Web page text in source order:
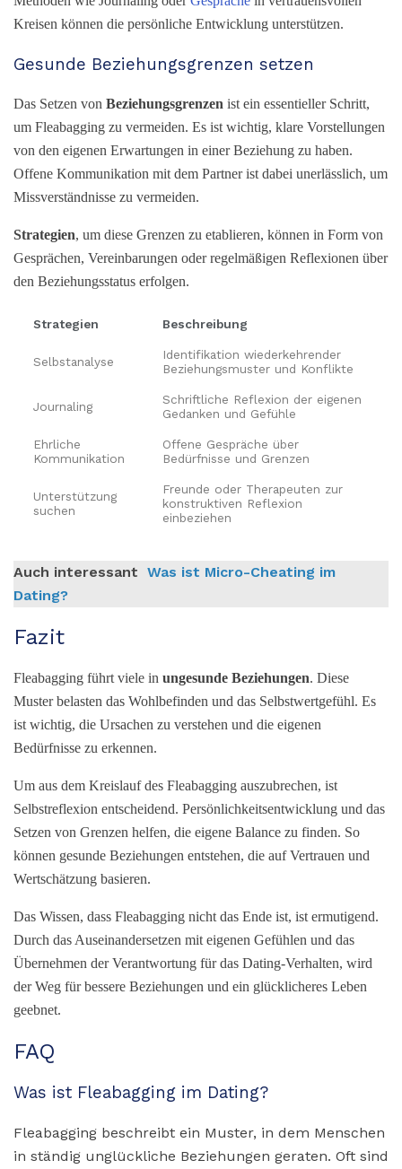
Kreisen können die persönliche Entwicklung unterstützen.
Gesunde Beziehungsgrenzen setzen
Das Setzen von Beziehungsgrenzen ist ein essentieller Schritt,
um Fleabagging zu vermeiden. Es ist wichtig, klare Vorstellungen
von den eigenen Erwartungen in einer Beziehung zu haben.
Offene Kommunikation mit dem Partner ist dabei unerlässlich, um
Missverständnisse zu vermeiden.
Strategien, um diese Grenzen zu etablieren, können in Form von
Gesprächen, Vereinbarungen oder regelmäßigen Reflexionen über
den Beziehungsstatus erfolgen.
Strategien Beschreibung
Selbstanalyse
Identifikation wiederkehrender
Beziehungsmuster und Konflikte
Journaling
Schriftliche Reflexion der eigenen
Gedanken und Gefühle
Ehrliche
Kommunikation
Offene Gespräche über
Bedürfnisse und Grenzen
Unterstützung
suchen
Freunde oder Therapeuten zur
konstruktiven Reflexion
einbeziehen
Auch interessant Was ist Micro-Cheating im
Dating?
Fazit
Fleabagging führt viele in ungesunde Beziehungen. Diese
Muster belasten das Wohlbefinden und das Selbstwertgefühl. Es
ist wichtig, die Ursachen zu verstehen und die eigenen
Bedürfnisse zu erkennen.
Um aus dem Kreislauf des Fleabagging auszubrechen, ist
Selbstreflexion entscheidend. Persönlichkeitsentwicklung und das
Setzen von Grenzen helfen, die eigene Balance zu finden. So
können gesunde Beziehungen entstehen, die auf Vertrauen und
Wertschätzung basieren.
Das Wissen, dass Fleabagging nicht das Ende ist, ist ermutigend.
Durch das Auseinandersetzen mit eigenen Gefühlen und das
Übernehmen der Verantwortung für das Dating-Verhalten, wird
der Weg für bessere Beziehungen und ein glücklicheres Leben
geebnet.
FAQ
Was ist Fleabagging im Dating?
Fleabagging beschreibt ein Muster, in dem Menschen
in ständig unglückliche Beziehungen geraten. Oft sind